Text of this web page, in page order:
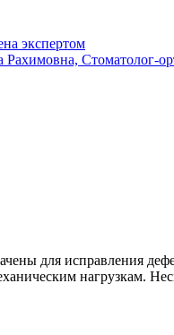
экспертом
Рахимовна, Стоматолог-
для исправления
нагрузкам.